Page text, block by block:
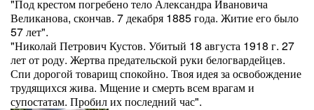
"Под крестом погребено тело Александра Ивановича
Великанова, скончав. 7 декабря 1885 года. Житие его было
57 лет".
"Николай Петрович Кустов. Убитый 18 августа 1918 г. 27
лет от роду. Жертва предательской руки белогвардейцев.
Спи дорогой товарищ спокойно. Твоя идея за освобождение
трудящихся жива. Мщение и смерть всем врагам и
супостатам. Пробил их последний час".